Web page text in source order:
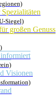
Siegel)
großen Genuss
Visionen